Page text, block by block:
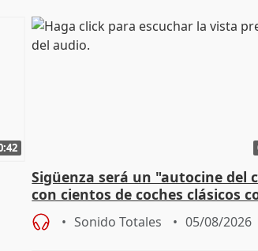
Sigüenza será un "autocine del
con cientos de coches clásicos
espectadores
Sonido Totales 05/08/2026